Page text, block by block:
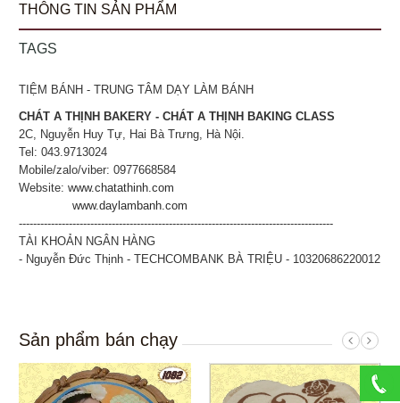
THÔNG TIN SẢN PHẨM
TAGS
TIỆM BÁNH - TRUNG TÂM DẠY LÀM BÁNH
CHÁT A THỊNH BAKERY - CHÁT A THỊNH BAKING CLASS
2C, Nguyễn Huy Tự, Hai Bà Trưng, Hà Nội.
Tel: 043.9713024
Mobile/zalo/viber: 0977668584
Website:www.chatathinh.com
www.daylambanh.com
----------------------------------------------------------------------------------------
TÀI KHOẢN NGÂN HÀNG
- Nguyễn Đức Thịnh - TECHCOMBANK BÀ TRIỆU - 10320686220012
Sản phẩm bán chạy